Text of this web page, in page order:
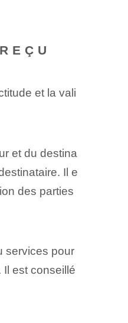
et la vali
et du destina
Il e
des parties
services pour
Il est conseillé